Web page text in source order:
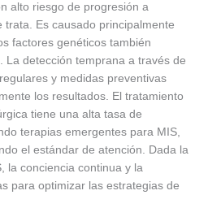
alto riesgo de progresión a
trata. Es causado principalmente
factores genéticos también
La detección temprana a través de
y medidas preventivas
los resultados. El tratamiento
tiene una alta tasa de
terapias emergentes para MIS,
el estándar de atención. Dada la
la conciencia continua y la
para optimizar las estrategias de